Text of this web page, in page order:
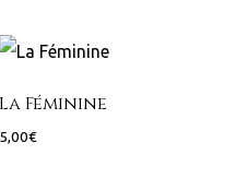
La Féminine
5,00€